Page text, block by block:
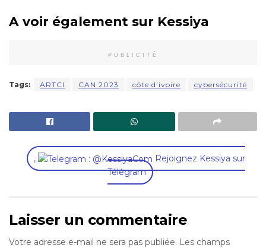
A voir également sur Kessiya
PUBLICITÉ
Tags: ARTCI CAN 2023 côte d'ivoire cybersécurité
,
Rejoignez Kessiya sur
Télégram
Laisser un commentaire
Votre adresse e-mail ne sera pas publiée. Les champs